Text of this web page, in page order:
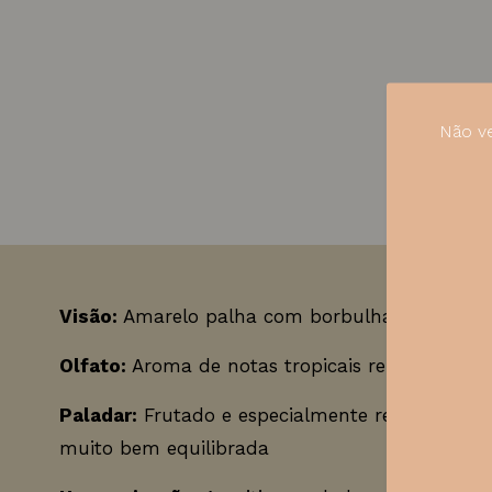
Visão: Amarelo palha com borbulhas
Olfato: Aroma de notas tropicais refrescantes
Paladar: Frutado e especialmente refrescante
muito bem equilibrada
Não